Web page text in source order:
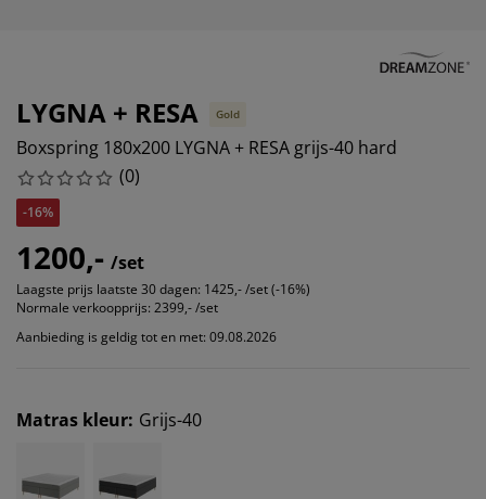
LYGNA + RESA Gold
Boxspring 180x200 LYGNA + RESA grijs-40 hard
(0)
-16%
1200,- /set
Laagste prijs laatste 30 dagen: 1425,- /set (-16%)
Normale verkoopprijs: 2399,- /set
Aanbieding is geldig tot en met: 09.08.2026
Matras kleur: Grijs-40